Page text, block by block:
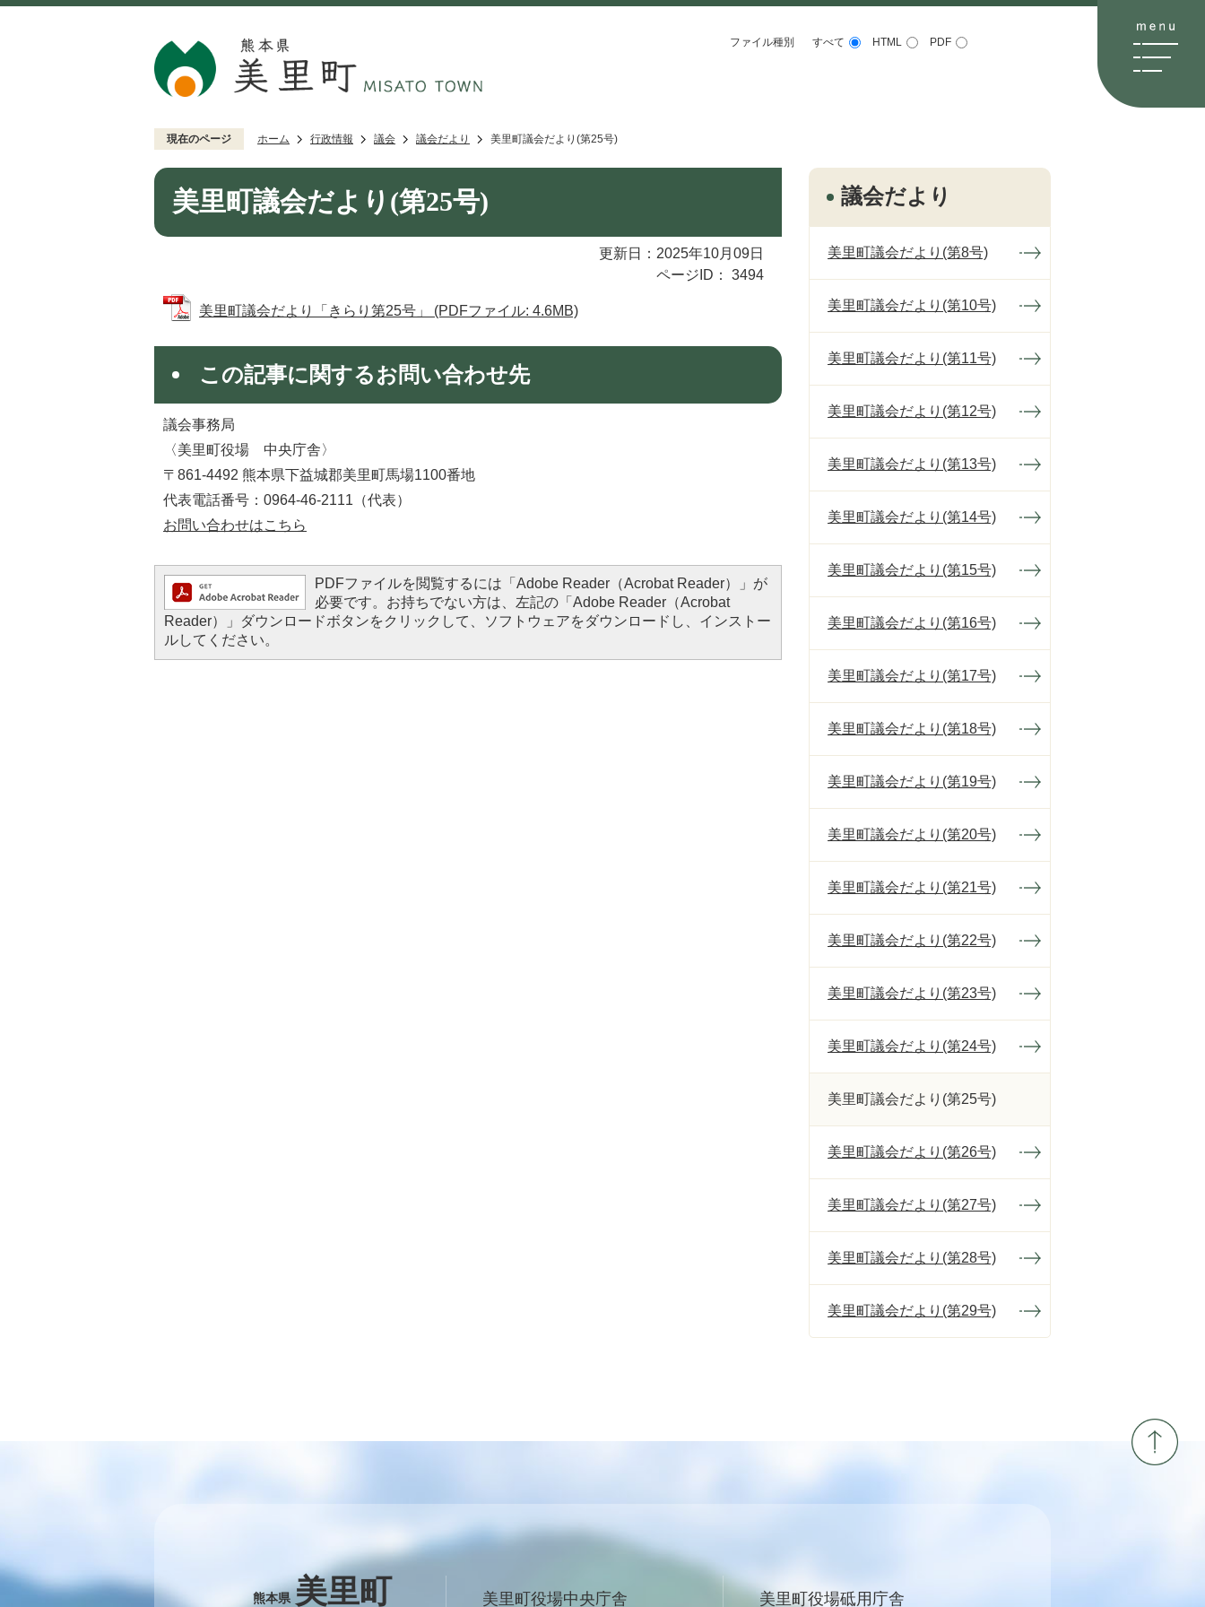
ファイル種別 すべて HTML PDF
現在のページ ホーム 行政情報 議会 議会だより 美里町議会だより(第25号)
美里町議会だより(第25号)
更新日：2025年10月09日
ページID：
3494
美里町議会だより「きらり第25号」 (PDFファイル: 4.6MB)
この記事に関するお問い合わせ先
議会事務局
〈美里町役場 中央庁舎〉
〒861-4492 熊本県下益城郡美里町馬場1100番地
代表電話番号：0964-46-2111（代表）
お問い合わせはこちら
PDFファイルを閲覧するには「Adobe Reader（Acrobat Reader）」が
必要です。お持ちでない方は、左記の「Adobe Reader（Acrobat
Reader）」ダウンロードボタンをクリックして、ソフトウェアをダウンロードし、インストー
ルしてください。
議会だより
美里町議会だより(第8号)
美里町議会だより(第10号)
美里町議会だより(第11号)
美里町議会だより(第12号)
美里町議会だより(第13号)
美里町議会だより(第14号)
美里町議会だより(第15号)
美里町議会だより(第16号)
美里町議会だより(第17号)
美里町議会だより(第18号)
美里町議会だより(第19号)
美里町議会だより(第20号)
美里町議会だより(第21号)
美里町議会だより(第22号)
美里町議会だより(第23号)
美里町議会だより(第24号)
美里町議会だより(第25号)
美里町議会だより(第26号)
美里町議会だより(第27号)
美里町議会だより(第28号)
美里町議会だより(第29号)
熊本県 美里町 美里町役場中央庁舎 美里町役場砥用庁舎